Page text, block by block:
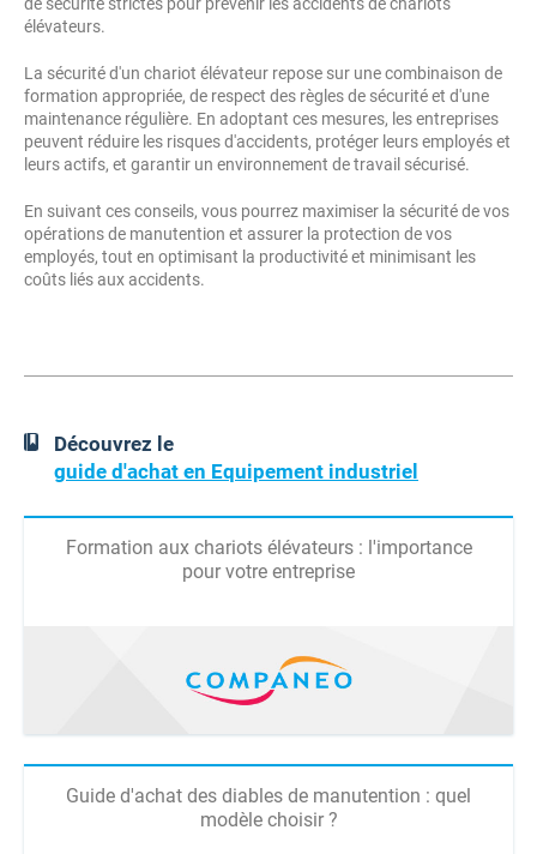
élévateurs.
La sécurité d'un chariot élévateur repose sur une combinaison de
formation appropriée, de respect des règles de sécurité et d'une
maintenance régulière. En adoptant ces mesures, les entreprises
peuvent réduire les risques d'accidents, protéger leurs employés et
leurs actifs, et garantir un environnement de travail sécurisé.
En suivant ces conseils, vous pourrez maximiser la sécurité de vos
opérations de manutention et assurer la protection de vos
employés, tout en optimisant la productivité et minimisant les
coûts liés aux accidents.
Découvrez le
guide d'achat en Equipement industriel
Formation aux chariots élévateurs : l'importance
pour votre entreprise
Guide d'achat des diables de manutention : quel
modèle choisir ?